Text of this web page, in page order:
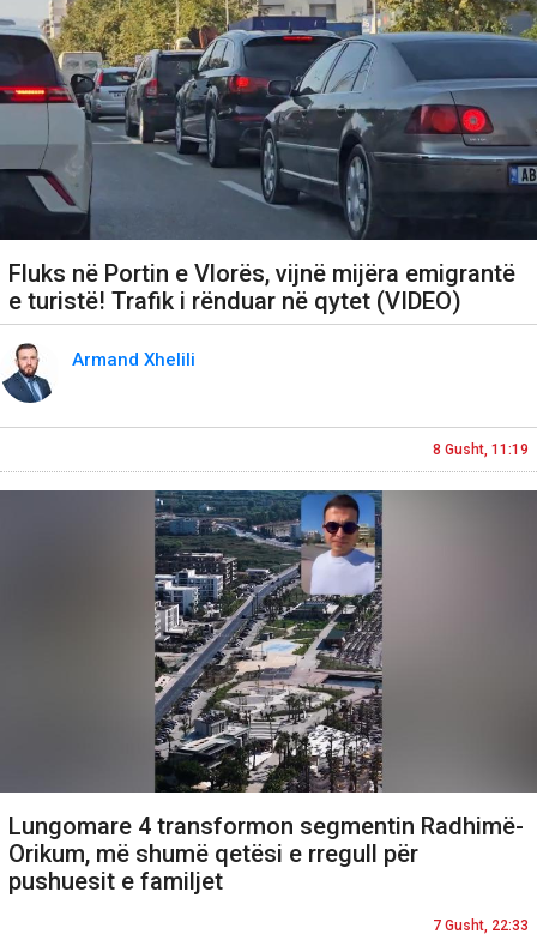
Fluks në Portin e Vlorës, vijnë mijëra emigrantë
e turistë! Trafik i rënduar në qytet (VIDEO)
Armand Xhelili
8 Gusht, 11:19
Lungomare 4 transformon segmentin Radhimë-
Orikum, më shumë qetësi e rregull për
pushuesit e familjet
7 Gusht, 22:33